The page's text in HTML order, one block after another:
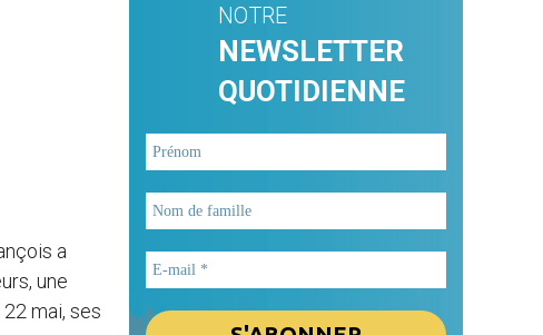
a
une
mai, ses
NOTRE
NEWSLETTER
QUOTIDIENNE